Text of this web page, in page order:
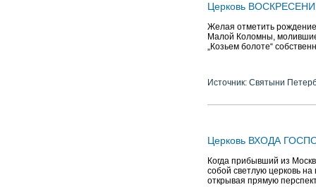
Церковь
Желая отметить
Малой Коломны,
„Козьем болоте“
Источник: Святыни
Церковь ВХОДА
Когда прибывший из
собой светлую церковь
открывая прямую